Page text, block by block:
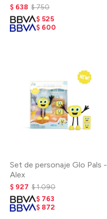
$ 638 $750
$ 525
$ 600
Set de personaje Glo Pals -
Alex
$ 927 $1.090
$ 763
$ 872